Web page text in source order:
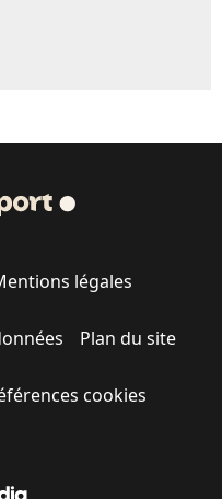
légales
Plan du site
cookies